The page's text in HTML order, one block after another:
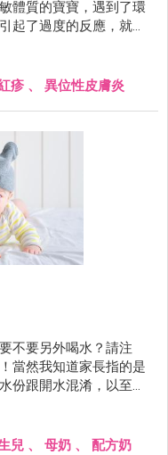
體質的寶寶，遇到了環
起了過度的反應，就產
疹 、 異位性皮膚炎
不要另外喝水？請注
當然我知道家長指的是
份跟開水混淆，以至於
章說的是對的。
兒 、 母奶 、 配方奶